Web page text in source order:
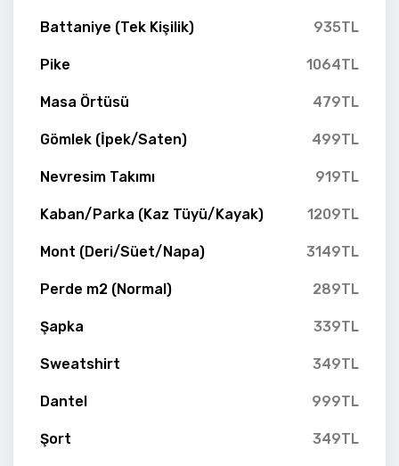
Battaniye (Tek Kişilik) 935TL
Pike 1064TL
Masa Örtüsü 479TL
Gömlek (İpek/Saten) 499TL
Nevresim Takımı 919TL
Kaban/Parka (Kaz Tüyü/Kayak) 1209TL
Mont (Deri/Süet/Napa) 3149TL
Perde m2 (Normal) 289TL
Şapka 339TL
Sweatshirt 349TL
Dantel 999TL
Şort 349TL